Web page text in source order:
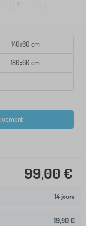
140x60 cm
180x60 cm
99,00 €
14 jours
19,90 €